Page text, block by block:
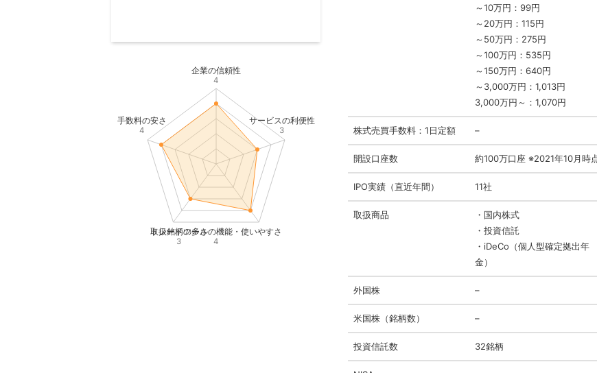
企業の信頼性
4
手数料の安さ
4
取扱銘柄の多さ
3
トレードツールの機能・使いやすさ
4
サービスの利便性
3
～10万円：99円
～20万円：115円
～50万円：275円
～100万円：535円
～150万円：640円
～3,000万円：1,013円
3,000万円～：1,070円
株式売買手数料：1日定額 –
開設口座数 約100万口座 ※2021年10月時
IPO実績（直近年間） 11社
取扱商品
・国内株式
・投資信託
・iDeCo（個人型確定拠出年
金）
外国株 –
米国株（銘柄数） –
投資信託数 32銘柄